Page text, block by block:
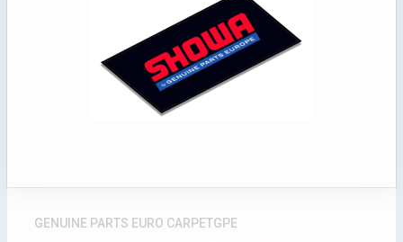
GENUINE PARTS EURO CARPETGPE